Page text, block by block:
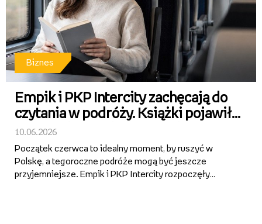
Biznes
Empik i PKP Intercity zachęcają do
czytania w podróży. Książki pojawiły
się w wybranych pociągach
10.06.2026
Początek czerwca to idealny moment, by ruszyć w
Polskę, a tegoroczne podróże mogą być jeszcze
przyjemniejsze. Empik i PKP Intercity rozpoczęły